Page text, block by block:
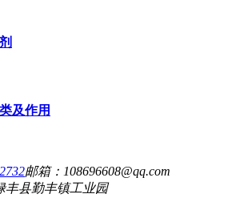
及作用
邮箱：108696608@qq.com
丰县勤丰镇工业园